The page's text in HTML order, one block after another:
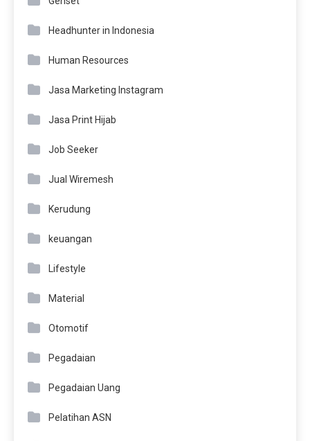
Headhunter in Indonesia
Human Resources
Jasa Marketing Instagram
Jasa Print Hijab
Job Seeker
Jual Wiremesh
Kerudung
keuangan
Lifestyle
Material
Otomotif
Pegadaian
Pegadaian Uang
Pelatihan ASN